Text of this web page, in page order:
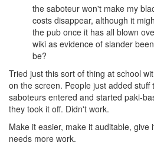
the saboteur won't make my
costs disappear, although it
the pub once it has all blown
wiki as evidence of slander
be?
Tried just this sort of thing at school
on the screen. People just added stuff
saboteurs entered and started paki-
they took it off. Didn't work.
Make it easier, make it auditable, give
needs more work.